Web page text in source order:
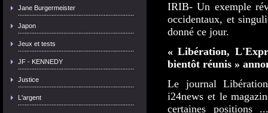
Jane Burgermeister
Japon
Jeux et tests
JF - KENNEDY
Justice
L'argent
IRIB- Un exemple
occidentaux, et
donné ce jour.
« Libération,
bientôt réunis »
Le journal
i24news et le
certaines positions